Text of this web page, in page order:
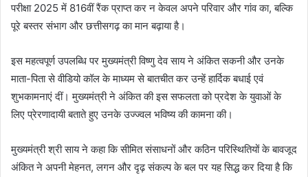
परीक्षा 2025 में 816वीं रैंक प्राप्त कर न केवल अपने परिवार और गांव का, बल्कि
पूरे बस्तर संभाग और छत्तीसगढ़ का मान बढ़ाया है।
इस महत्वपूर्ण उपलब्धि पर मुख्यमंत्री विष्णु देव साय ने अंकित सकनी और उनके
माता-पिता से वीडियो कॉल के माध्यम से बातचीत कर उन्हें हार्दिक बधाई एवं
शुभकामनाएं दीं। मुख्यमंत्री ने अंकित की इस सफलता को प्रदेश के युवाओं के
लिए प्रेरणादायी बताते हुए उनके उज्ज्वल भविष्य की कामना की।
मुख्यमंत्री श्री साय ने कहा कि सीमित संसाधनों और कठिन परिस्थितियों के बावजूद
अंकित ने अपनी मेहनत, लगन और दृढ़ संकल्प के बल पर यह सिद्ध कर दिया है कि